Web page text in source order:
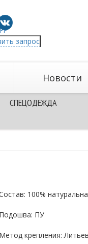
запрос
Новости
СПЕЦОДЕЖДА
100%
Подошва: ПУ
Метод крепления: